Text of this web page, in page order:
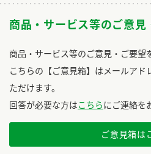
商品・サービス等のご意見
商品・サービス等のご意見・ご要望
こちらの【ご意見箱】はメールアド
ただけます。
回答が必要な方はこちらにご連絡を
ご意見箱は